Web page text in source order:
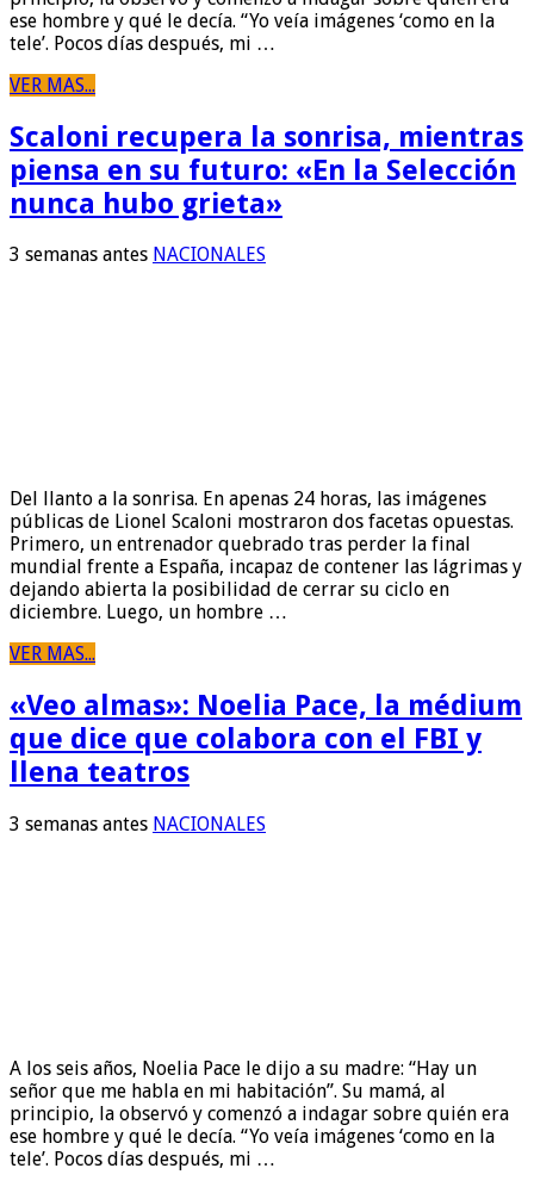
ese hombre y qué le decía. “Yo veía imágenes ‘como en la
tele’. Pocos días después, mi …
VER MAS...
Scaloni recupera la sonrisa, mientras
piensa en su futuro: «En la Selección
nunca hubo grieta»
3 semanas antes NACIONALES
Del llanto a la sonrisa. En apenas 24 horas, las imágenes
públicas de Lionel Scaloni mostraron dos facetas opuestas.
Primero, un entrenador quebrado tras perder la final
mundial frente a España, incapaz de contener las lágrimas y
dejando abierta la posibilidad de cerrar su ciclo en
diciembre. Luego, un hombre …
VER MAS...
«Veo almas»: Noelia Pace, la médium
que dice que colabora con el FBI y
llena teatros
3 semanas antes NACIONALES
A los seis años, Noelia Pace le dijo a su madre: “Hay un
señor que me habla en mi habitación”. Su mamá, al
principio, la observó y comenzó a indagar sobre quién era
ese hombre y qué le decía. “Yo veía imágenes ‘como en la
tele’. Pocos días después, mi …